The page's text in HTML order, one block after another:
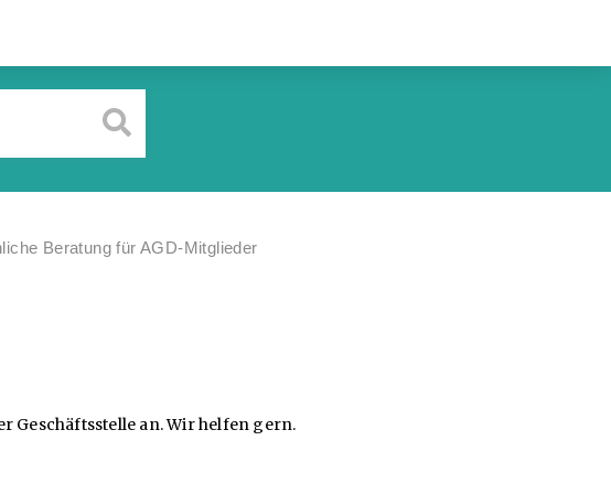
Beratung für AGD-Mitglieder
Geschäftsstelle an. Wir helfen gern.